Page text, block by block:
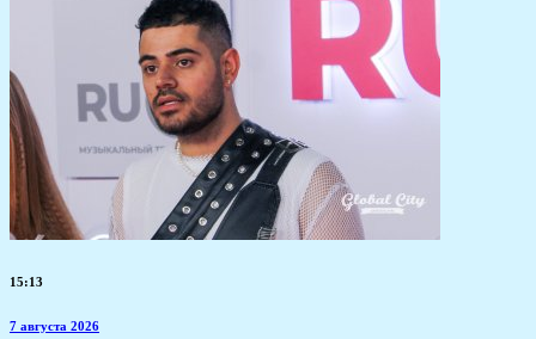
15:13
7 августа 2026